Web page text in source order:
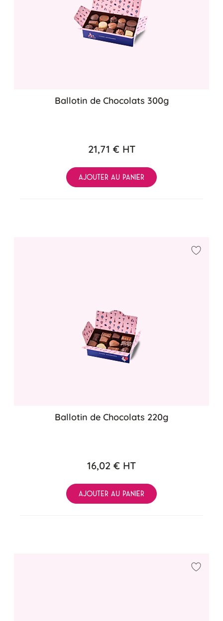
Ballotin de Chocolats 300g
21,71 €HT
AJOUTER AU PANIER
Ballotin de Chocolats 220g
16,02 € HT
AJOUTER AU PANIER